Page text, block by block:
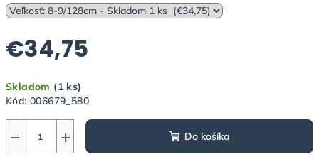
€34,75
cena:
Skladom (1 ks)
Kód: 006679_580
+
− Do košíka